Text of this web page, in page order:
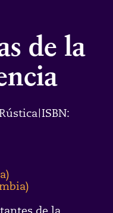
de la
ISBN:
)
)
de la